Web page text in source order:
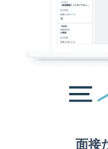
面接